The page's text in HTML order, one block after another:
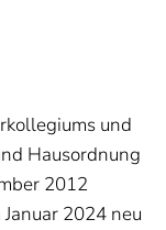
und
Hausordnung
2012
2024 neu